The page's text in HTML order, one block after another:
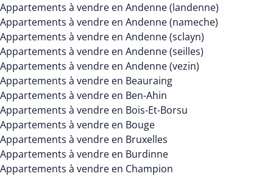
Appartements à vendre en Andenne (landenne)
Appartements à vendre en Andenne (nameche)
Appartements à vendre en Andenne (sclayn)
Appartements à vendre en Andenne (seilles)
Appartements à vendre en Andenne (vezin)
Appartements à vendre en Beauraing
Appartements à vendre en Ben-Ahin
Appartements à vendre en Bois-Et-Borsu
Appartements à vendre en Bouge
Appartements à vendre en Bruxelles
Appartements à vendre en Burdinne
Appartements à vendre en Champion